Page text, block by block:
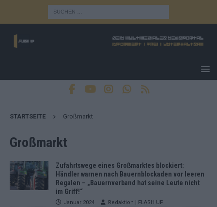
STARTSEITE Großmarkt
Großmarkt
Zufahrtswege eines Großmarktes blockiert:
Händler warnen nach Bauernblockaden vor leeren
Regalen – „Bauernverband hat seine Leute nicht
im Griff!“
Januar 2024 Redaktion | FLASH UP